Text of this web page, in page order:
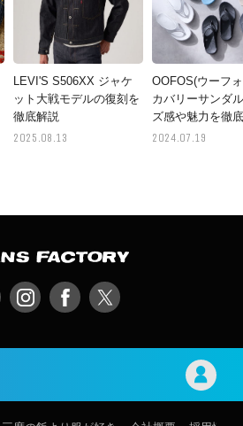
LEVI'S S506XX ジャケ
ット大戦モデルの復刻を
徹底解説
2025.08.13
OOFOS(ウーフ
カバリーサンダ
ズ感や魅力を徹
2024.07.19